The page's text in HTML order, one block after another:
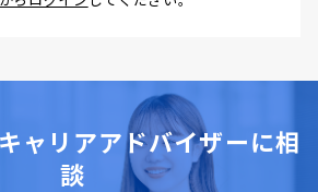
ャリアアドバイザーに相
談